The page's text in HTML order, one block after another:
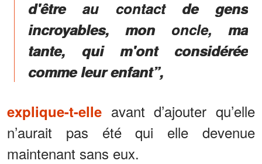
d'être au contact de gens
incroyables, mon oncle, ma
tante, qui m'ont considérée
comme leur enfant”,
explique-t-elle avant d’ajouter qu’elle
n’aurait pas été qui elle devenue
maintenant sans eux.